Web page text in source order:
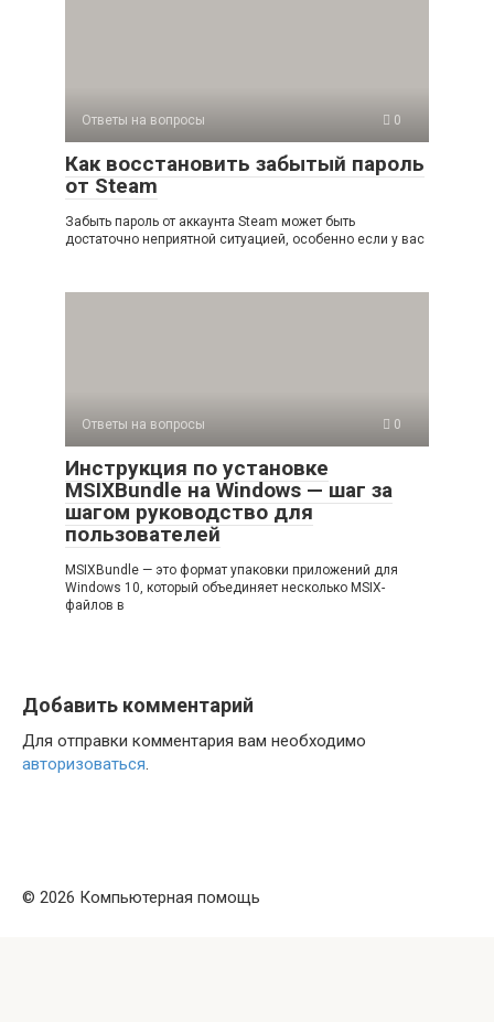
Ответы на вопросы 0
Как восстановить забытый пароль
от Steam
Забыть пароль от аккаунта Steam может быть
достаточно неприятной ситуацией, особенно если у вас
Ответы на вопросы 0
Инструкция по установке
MSIXBundle на Windows — шаг за
шагом руководство для
пользователей
MSIXBundle — это формат упаковки приложений для
Windows 10, который объединяет несколько MSIX-
файлов в
Добавить комментарий
Для отправки комментария вам необходимо
авторизоваться.
© 2026 Компьютерная помощь